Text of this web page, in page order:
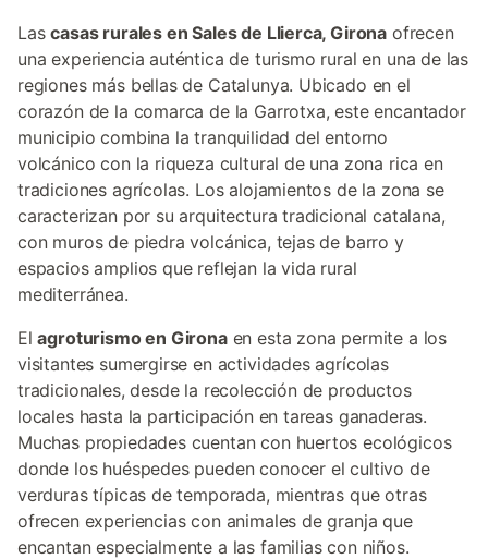
Lascasas rurales en Sales de Llierca, Girona ofrecen
una experiencia auténtica de turismo rural en una de las
regiones más bellas de Catalunya. Ubicado en el
corazón de la comarca de la Garrotxa, este encantador
municipio combina la tranquilidad del entorno
volcánico con la riqueza cultural de una zona rica en
tradiciones agrícolas. Los alojamientos de la zona se
caracterizan por su arquitectura tradicional catalana,
con muros de piedra volcánica, tejas de barro y
espacios amplios que reflejan la vida rural
mediterránea.
Elagroturismo en Gironaen esta zona permite a los
visitantes sumergirse en actividades agrícolas
tradicionales, desde la recolección de productos
locales hasta la participación en tareas ganaderas.
Muchas propiedades cuentan con huertos ecológicos
donde los huéspedes pueden conocer el cultivo de
verduras típicas de temporada, mientras que otras
ofrecen experiencias con animales de granja que
encantan especialmente a las familias con niños.